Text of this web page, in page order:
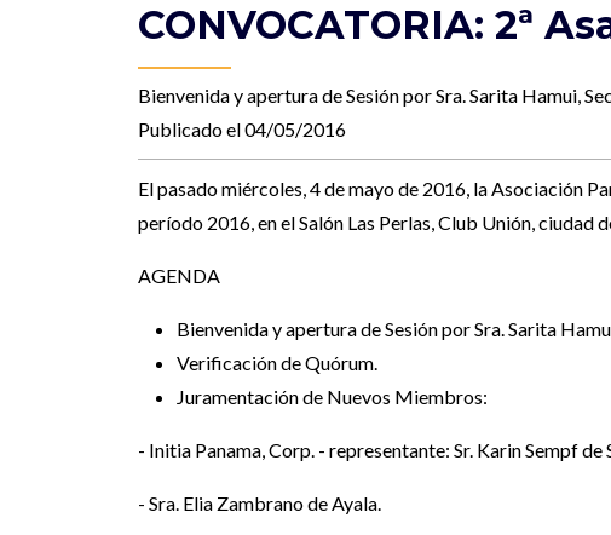
CONVOCATORIA: 2ª
Bienvenida y apertura de Sesión por Sra. Sarita Hamui,
Publicado el 04/05/2016
El pasado miércoles, 4 de mayo de 2016, la Asociación
período 2016, en el Salón Las Perlas, Club Unión, ciudad
AGENDA
Bienvenida y apertura de Sesión por Sra. Sarita
Verificación de Quórum.
Juramentación de Nuevos Miembros:
- Initia Panama, Corp. - representante: Sr. Karin Sempf de
- Sra. Elia Zambrano de Ayala.